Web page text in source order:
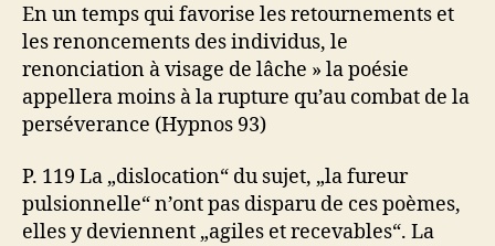
En un temps qui favorise les retournements et
les renoncements des individus, le
renonciation à visage de lâche » la poésie
appellera moins à la rupture qu’au combat de la
perséverance (Hypnos 93)
P. 119 La „dislocation“ du sujet, „la fureur
pulsionnelle“ n’ont pas disparu de ces poèmes,
elles y deviennent „agiles et recevables“. La